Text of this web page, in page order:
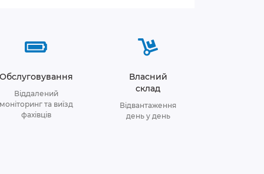
Віддалений
та виїзд
фахівців
Власний
склад
Відвантаження
день у день